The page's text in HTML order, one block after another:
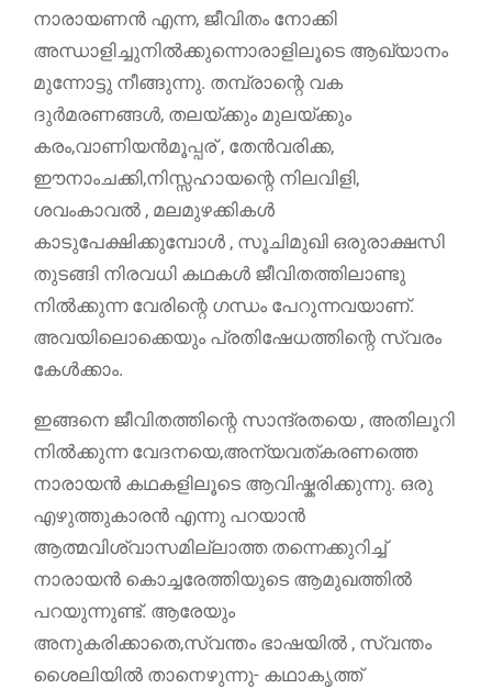
നാരായണന്‍ എന്ന, ജീവിതം നോക്കി
അന്ധാളിച്ചുനില്‍ക്കുന്നൊരാളിലൂടെ ആഖ്യാനം
മുന്നോട്ടു നീങ്ങുന്നു. തമ്പ്രാന്റെ വക
ദുര്‍മരണങ്ങള്‍, തലയ്ക്കും മുലയ്ക്കും
കരം,വാണിയന്‍മൂപ്പര് , തേന്‍വരിക്ക,
ഈനാംചക്കി,നിസ്സഹായന്റെ നിലവിളി,
ശവംകാവല്‍ , മലമുഴക്കികള്‍
കാടുപേക്ഷിക്കുമ്പോള്‍ , സൂചിമുഖി ഒരുരാക്ഷസി
തുടങ്ങി നിരവധി കഥകള്‍ ജീവിതത്തിലാണ്ടു
നില്‍ക്കുന്ന വേരിന്റെ ഗന്ധം പേറുന്നവയാണ്.
അവയിലൊക്കെയും പ്രതിഷേധത്തിന്റെ സ്വരം
കേള്‍ക്കാം.
ഇങ്ങനെ ജീവിതത്തിന്റെ സാന്ദ്രതയെ , അതിലൂറി
നില്‍ക്കുന്ന വേദനയെ,അന്യവത്കരണത്തെ
നാരായന്‍ കഥകളിലൂടെ ആവിഷ്കരിക്കുന്നു. ഒരു
എഴുത്തുകാരന്‍ എന്നു പറയാന്‍
ആത്മവിശ്വാസമില്ലാത്ത തന്നെക്കുറിച്ച്
നാരായന്‍ കൊച്ചരേത്തിയുടെ ആമുഖത്തില്‍
പറയുന്നുണ്ട്. ആരേയും
അനുകരിക്കാതെ,സ്വന്തം ഭാഷയില്‍ , സ്വന്തം
ശൈലിയില്‍ താനെഴുന്നു- കഥാകൃത്ത്